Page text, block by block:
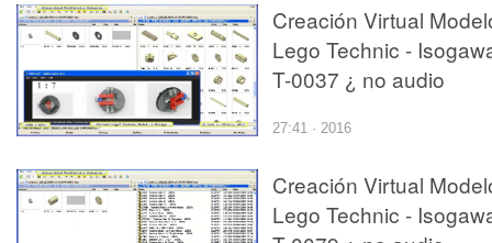
Creación Virtual
Lego Technic -
T-0037 ¿ no audio
27:41 · 2016
Creación Virtual
Lego Technic -